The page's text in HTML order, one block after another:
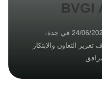
تم توقيع مذكرة تفاهم بتاريخ 24/06/2025 في جدة،
التعاون والابتكار